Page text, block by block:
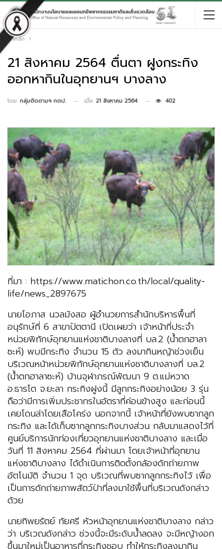
หน้าหลัก
21 สิงหาคม 2564 ตื่นตา ฝูงกระทิง
ออกหากินในอุทยานฯ บางลาง
โดย กลุ่มติดตามฯ กตป. เมื่อ 21 สิงหาคม 2564 402
ที่มา : https://www.matichon.co.th/local/quality-
life/news_2897675
นายโอภาส นวลมังสอ ผู้อำนวยการสำนักบริหารพื้นที่
อนุรักษ์ที่ 6 สาขาปัตตานี เปิดเผยว่า เจ้าหน้าที่ประจำ
หน่วยพิทักษ์อุทยานแห่งชาติบางลางที่ บล.2 (น้ำตกฮาลา
ซะห์) พบมีกระทิง จำนวน 15 ตัว ลงมากินหญ้าช่วงเย็น
บริเวณหน้าหน่วยพิทักษ์อุทยานแห่งชาติบางลางที่ บล.2
(น้ำตกฮาลาซะห์) บ้านจุฬาภรณ์พัฒนา 9 ต.แม่หวาด
อ.ธารโต จ.ยะลา กระทิงฝูงนี้ มีลูกกระทิงอย่างน้อย 3 รุ่น
ถือว่ามีการเพิ่มประชากรในอัตราที่ค่อนข้างสูง และก่อนนี้
เคยโดนล่าโดยเสือโคร่ง นอกจากนี้ เจ้าหน้าที่ยังพบซากลูก
กระทิง และได้เก็บซากลูกกระทิงบางส่วน กลับมาแสดงไว้ที่
ศูนย์บริการนักท่องเที่ยวอุทยานแห่งชาติบางลาง และเมื่อ
วันที่ 11 สิงหาคม 2564 ที่ผ่านมา โดยเจ้าหน้าที่อุทยาน
แห่งชาติบางลาง ได้ดำเนินการติดตั้งกล้องดักถ่ายภาพ
อัตโนมัติ จำนวน 1 จุด บริเวณที่พบซากลูกกระทิงไว้ เพื่อ
เป็นการดักถ่ายภาพสัตว์ป่าที่ลงมาใช้พื้นที่บริเวณดังกล่าว
ด้วย
นายทิพยรัตย์ ทัยศรี หัวหน้าอุทยานแห่งชาติบางลาง กล่าว
ว่า บริเวณดังกล่าว ช่วงนี้จะมีระดับน้ำลดลง จะมีหญ้างอก
ขึ้นมาใหม่เป็นอาหารที่กระทิงชอบ ทำให้กระทิงลงมากิน